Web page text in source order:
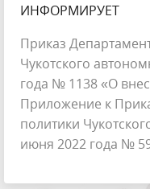
ИНФОРМИРУЕТ
Приказ
Чукотского
года № 1138 «О
Приложение к
политики
июня 2022 года №